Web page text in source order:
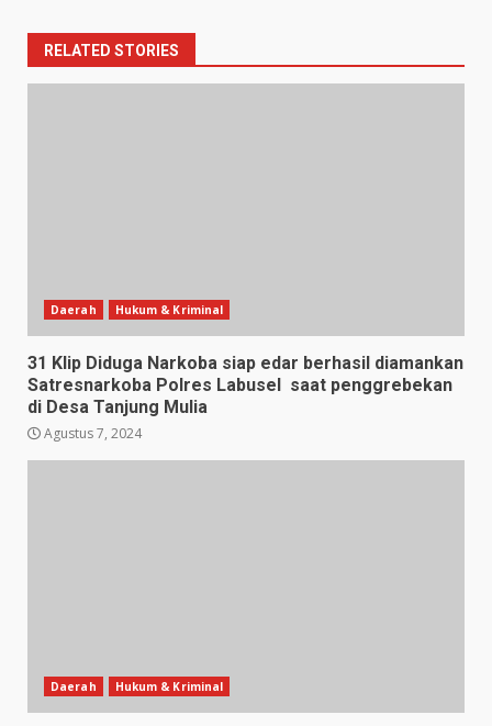
RELATED STORIES
Daerah Hukum & Kriminal
31 Klip Diduga Narkoba siap edar berhasil diamankan
Satresnarkoba Polres Labusel saat penggrebekan
di Desa Tanjung Mulia
Agustus 7, 2024
Daerah Hukum & Kriminal